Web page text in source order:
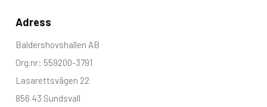
Adress
Baldershovshallen AB
Org.nr: 559200-3791
Lasarettsvägen 22
856 43 Sundsvall